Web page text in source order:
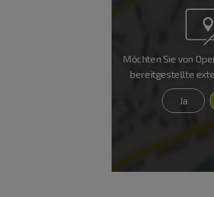
Möchten Sie von
bereitgestellte
Ja